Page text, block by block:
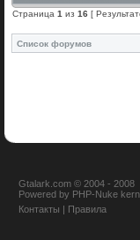
Страница 1 из 16 [
Список форумов
Gtalark.com © 2004 - 2008
Powered by PHP-Nuke
Контакты | Правила